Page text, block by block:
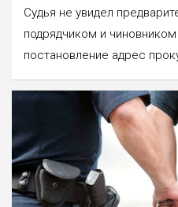
Судья не увидел
подрядчиком и
постановление адрес